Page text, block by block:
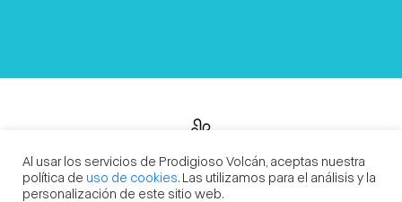
Prodigioso Volcán Madrid | Barcelona | Sevilla | Buenos Aires | México
losdelvolcan@prodigiosovolcan.com
Al usar los servicios de Prodigioso Volcán, aceptas nuestra
política de uso de cookies. Las utilizamos para el análisis y la
personalización de este sitio web.